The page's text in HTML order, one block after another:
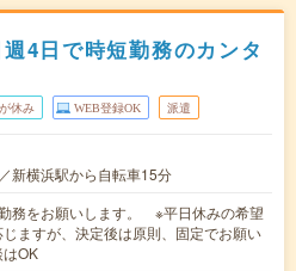
4日で時短勤務のカンタ
休み WEB登録OK 派遣
新横浜駅から自転車15分
務をお願いします。 ※平日休みの希望
ますが、決定後は原則、固定でお願い
はOK